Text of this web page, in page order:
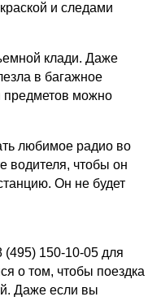
и следами
клади. Даже
в багажное
предметов можно
любимое радио во
водителя, чтобы он
Он не будет
150-10-05 для
о том, чтобы поездка
Даже если вы